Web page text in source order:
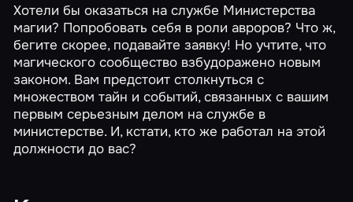
Хотели бы оказаться на службе Министерства
магии? Попробовать себя в роли авроров? Что ж,
бегите скорее, подавайте заявку! Но учтите, что
магического сообщество взбудоражено новым
законом. Вам предстоит столкнуться с
множеством тайн и событий, связанных с вашим
первым серьезным делом на службе в
министерстве. И, кстати, кто же работал на этой
должности до вас?